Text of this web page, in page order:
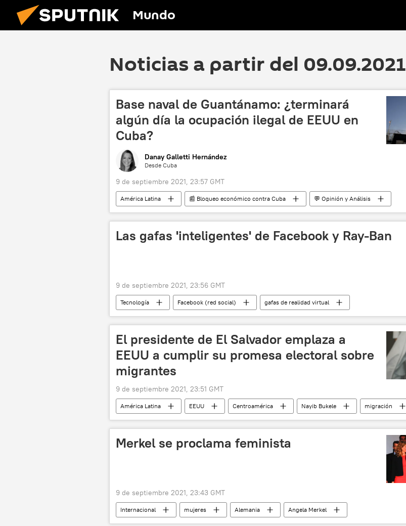
Mundo
Noticias a partir del 09.09.2021
Base naval de Guantánamo: ¿terminará
algún día la ocupación ilegal de EEUU en
Cuba?
Danay Galletti Hernández
Desde Cuba
9 de septiembre 2021, 23:57 GMT
América Latina 📰 Bloqueo económico contra Cuba
💬 Opinión y Análisis
📝 Reportajes
EEUU Cuba terrorismo
11-S
Las gafas 'inteligentes' de Facebook y Ray-Ban
9 de septiembre 2021, 23:56 GMT
Tecnología Facebook (red social) gafas de realidad virtual
El presidente de El Salvador emplaza a
EEUU a cumplir su promesa electoral sobre
migrantes
9 de septiembre 2021, 23:51 GMT
América Latina EEUU Centroamérica Nayib Bukele migración
Merkel se proclama feminista
9 de septiembre 2021, 23:43 GMT
Internacional mujeres Alemania Angela Merkel